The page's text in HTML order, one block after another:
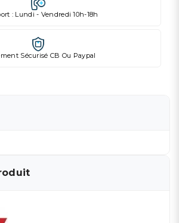
: Lundi - Vendredi 10h-18h
Sécurisé CB Ou Paypal